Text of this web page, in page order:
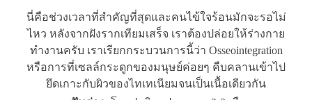
นี่คือช่วงเวลาที่สำคัญที่สุดและคนไข้ใจร้อนมักจะรอไม่
ไหว หลังจากฝังรากเทียมเสร็จ เราต้องปล่อยให้ร่างกาย
ทำงานครับ เราเรียกกระบวนการนี้ว่า Osseointegration
หรือการที่เซลล์กระดูกของมนุษย์ค่อยๆ คืบคลานเข้าไป
ยึดเกาะกับผิวของไทเทเนียมจนเป็นเนื้อเดียวกัน